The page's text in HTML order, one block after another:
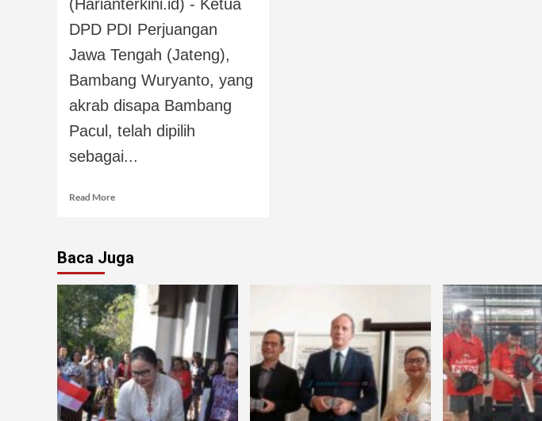
(Harianterkini.id) - Ketua
DPD PDI Perjuangan
Jawa Tengah (Jateng),
Bambang Wuryanto, yang
akrab disapa Bambang
Pacul, telah dipilih
sebagai...
Read More
Baca Juga